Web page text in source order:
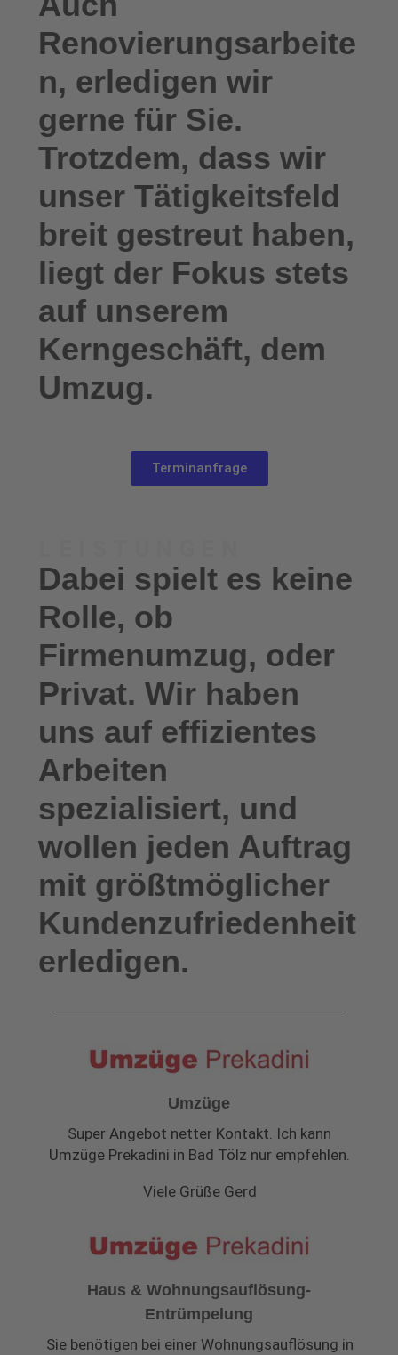
Renovierungsarbeite
n, erledigen wir
gerne für Sie.
Trotzdem, dass wir
unser Tätigkeitsfeld
breit gestreut haben,
liegt der Fokus stets
auf unserem
Kerngeschäft, dem
Umzug.
Terminanfrage
Dabei spielt es keine
Rolle, ob
Firmenumzug, oder
Privat. Wir haben
uns auf effizientes
Arbeiten
spezialisiert, und
wollen jeden Auftrag
mit größtmöglicher
Kundenzufriedenheit
erledigen.
Umzüge
Super Angebot netter Kontakt. Ich kann
Umzüge Prekadini in Bad Tölz nur empfehlen.
Viele Grüße Gerd
Haus & Wohnungsauflösung-
Entrümpelung
Sie benötigen bei einer Wohnungsauflösung in